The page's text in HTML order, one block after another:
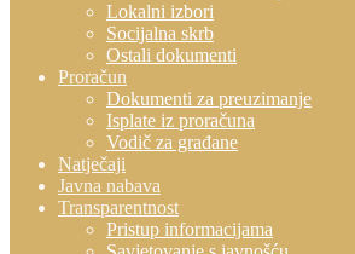
Lokalni izbori
Socijalna skrb
Ostali dokumenti
Proračun
Dokumenti za preuzimanje
Isplate iz proračuna
Vodič za građane
Natječaji
Javna nabava
Transparentnost
Pristup informacijama